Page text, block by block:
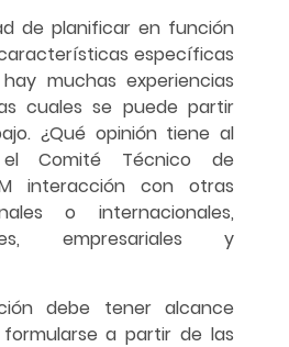
de planificar en función
específicas
muchas experiencias
cuales se puede partir
¿Qué opinión tiene al
el Comité Técnico de
interacción con otras
o internacionales,
empresariales y
debe tener alcance
a partir de las